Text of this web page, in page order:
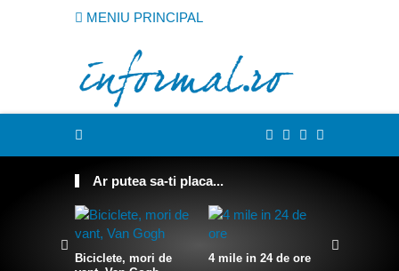
MENIU PRINCIPAL
Ar putea sa-ti placa...
Biciclete, mori de
4 mile in 24 de ore